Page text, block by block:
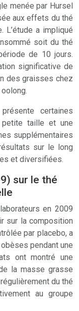
menée par Hursel
aux effets du thé
L’étude a impliqué
soit du thé
de 10 jours.
significative de
des graisses chez
certaines
petite taille et une
supplémentaires
sur le long
et diversifiées.
sur le thé
en 2009
sur la composition
par placebo, a
pendant une
ont montré une
la masse grasse
du thé
au groupe